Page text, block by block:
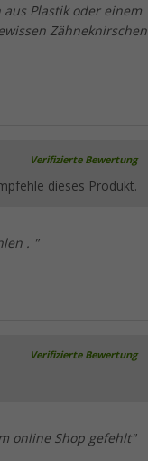
Plastik oder einem
Zähneknirschen
Verifizierte Bewertung
dieses Produkt.
. "
Verifizierte Bewertung
online Shop gefehlt"